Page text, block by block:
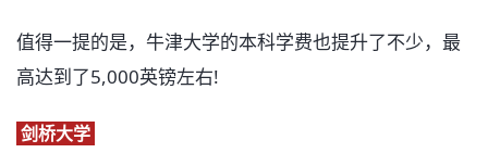
值得一提的是，牛津大学的本科学费也提升了不少，最
高达到了5,000英镑左右!
剑桥大学